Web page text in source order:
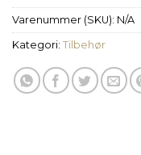
Varenummer (SKU): N/A
Kategori: Tilbehør